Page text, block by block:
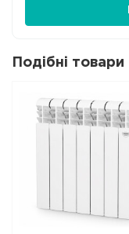
Подібні товари